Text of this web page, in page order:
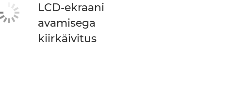
LCD-ekraani
avamisega
kiirkäivitus